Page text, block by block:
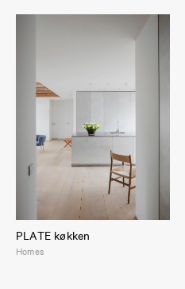
PLATE køkken
Homes